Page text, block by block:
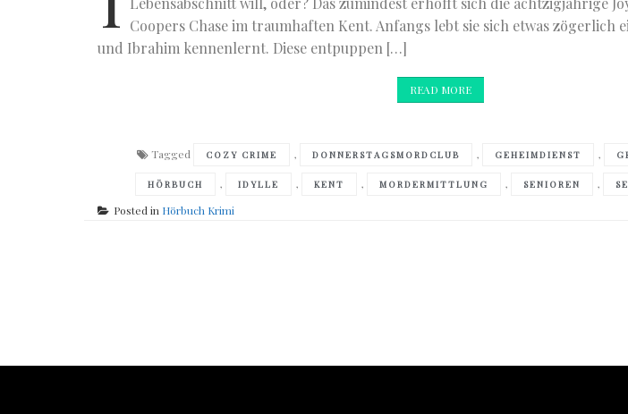
Coopers Chase im traumhaften Kent. Anfangs lebt sie sich etwas zögerlich
und Ibrahim kennenlernt. Diese entpuppen […]
READ MORE
Tagged COZY CRIME , DONNERSTAGSMORDCLUB , GEHEIMDIENST ,
HÖRBUCH , IDYLLE , KENT , MORDERMITTLUNG , SENIOREN ,
Posted in Hörbuch Krimi